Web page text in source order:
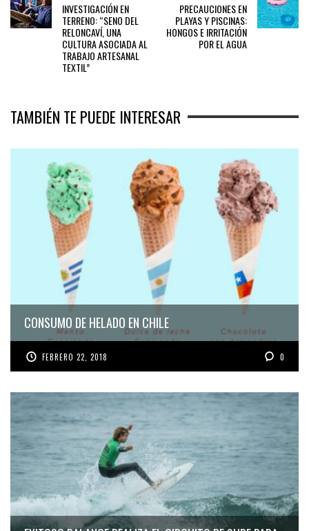
INVESTIGACIÓN EN
TERRENO: “SENO DEL
RELONCAVÍ, UNA
CULTURA ASOCIADA AL
TRABAJO ARTESANAL
TEXTIL”
PRECAUCIONES EN
PLAYAS Y PISCINAS:
HONGOS E IRRITACIÓN
POR EL AGUA
TAMBIÉN TE PUEDE INTERESAR
CONSUMO DE HELADO EN CHILE
FEBRERO 22, 2018 0